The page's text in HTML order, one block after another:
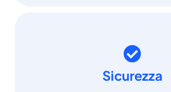
Sicurezza